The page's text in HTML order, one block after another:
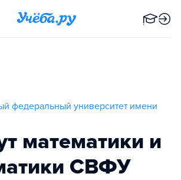
федеральный университет имени
математики и
СВФУ